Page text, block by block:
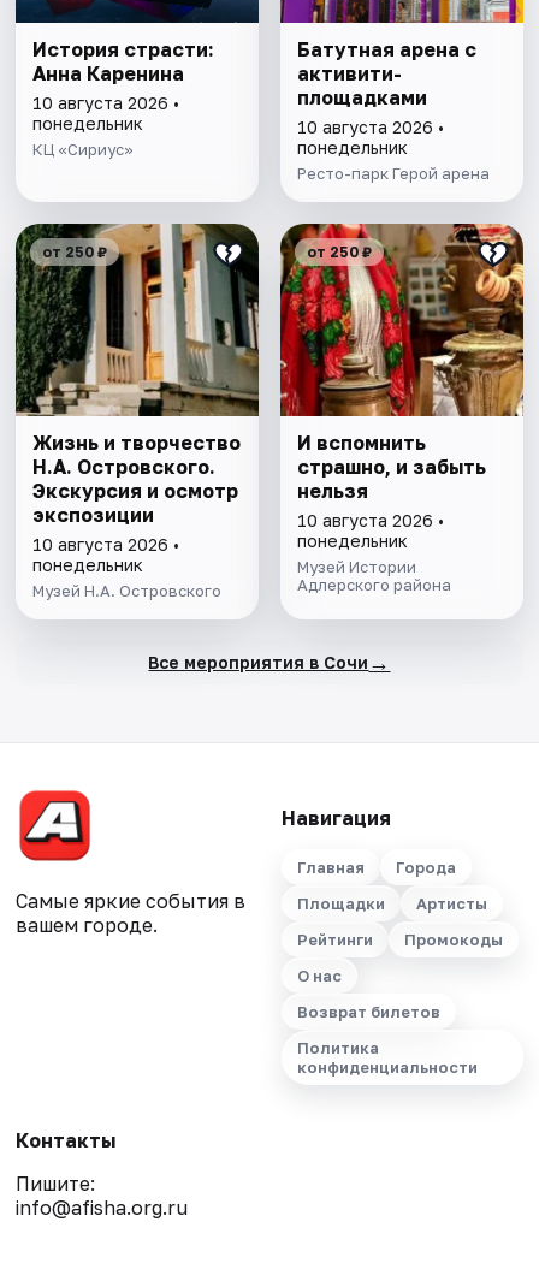
История страсти:
Анна Каренина
10 августа 2026 •
понедельник
КЦ «Сириус»
Батутная арена с
активити-
площадками
10 августа 2026 •
понедельник
Ресто-парк Герой арена
от 250 ₽
Жизнь и творчество
Н.А. Островского.
Экскурсия и осмотр
экспозиции
10 августа 2026 •
понедельник
Музей Н.А. Островского
от 250 ₽
И вспомнить
страшно, и забыть
нельзя
10 августа 2026 •
понедельник
Музей Истории
Адлерского района
Все мероприятия в Сочи →
Самые яркие события в
вашем городе.
Навигация
Главная
Города
Площадки
Артисты
Рейтинги
Промокоды
О нас
Возврат билетов
Политика
конфиденциальности
Контакты
Пишите:
info@afisha.org.ru